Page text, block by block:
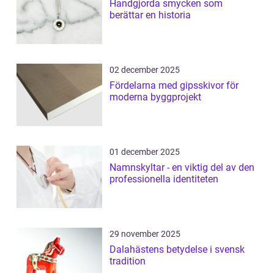
Handgjorda smycken som
berättar en historia
02 december 2025
Fördelarna med gipsskivor för
moderna byggprojekt
01 december 2025
Namnskyltar - en viktig del av den
professionella identiteten
29 november 2025
Dalahästens betydelse i svensk
tradition